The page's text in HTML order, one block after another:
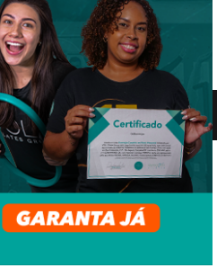
capacidade de desenvolver
Todos os direitos reservados.